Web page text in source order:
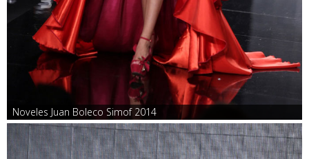
Noveles Juan Boleco Simof 2014